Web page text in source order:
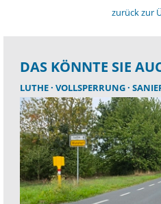
zurück zur
DAS KÖNNTE SIE
LUTHE VOLLSPERRUNG